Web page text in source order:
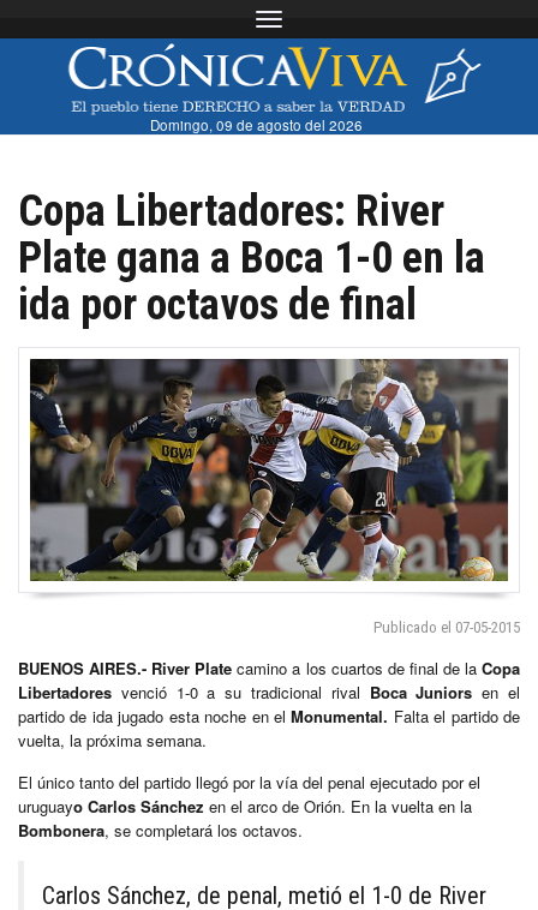
Toggle navigation
Domingo, 09 de agosto del 2026
Copa Libertadores: River
Plate gana a Boca 1-0 en la
ida por octavos de final
Publicado el 07-05-2015
BUENOS AIRES.- River Plate camino a los cuartos de final de laCopa
Libertadores venció 1-0 a su tradicional rival Boca Juniors en el
partido de ida jugado esta noche en elMonumental. Falta el partido de
vuelta, la próxima semana.
El único tanto del partido llegó por la vía del penal ejecutado por el
uruguayo Carlos Sánchez en el arco de Orión. En la vuelta en la
Bombonera, se completará los octavos.
Carlos Sánchez, de penal, metió el 1-0 de River